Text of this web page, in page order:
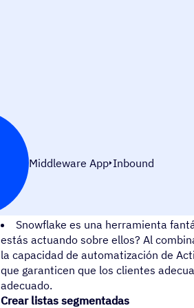
Middleware App Inbound
Convierte los datos en información y
Snowflake es una herramienta
estás actuando sobre ellos? Al
la capacidad de automatización de
que garanticen que los clientes
adecuado.
Crear listas segmentadas